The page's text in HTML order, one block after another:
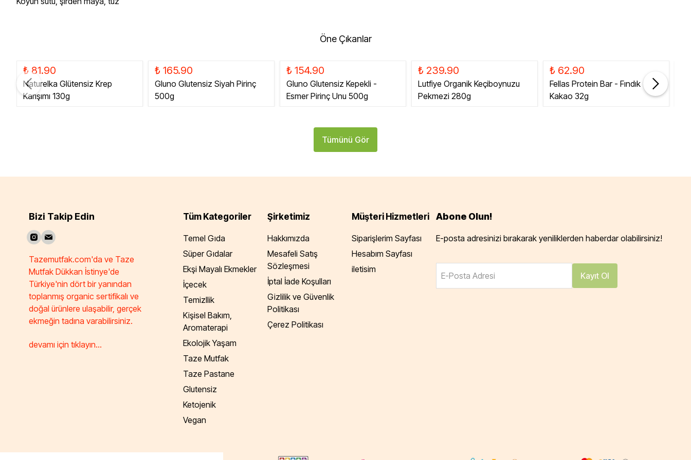
Öne Çıkanlar
₺ 81.90
Naturelka Glütensiz Krep
Karışımı 130g
₺ 165.90
Gluno Glutensiz Siyah Pirinç
500g
₺ 154.90
Gluno Glutensiz Kepekli -
Esmer Pirinç Unu 500g
₺ 239.90
Lutfiye Organik Keçiboynuzu
Pekmezi 280g
₺ 62.90
Fellas Protein Bar - Fındık
Kakao 32g
Tümünü Gör
Bizi Takip Edin
Tazemutfak.com'da ve Taze
Mutfak Dükkan İstinye'de
Türkiye'nin dört bir yanından
toplanmış organic sertifikalı ve
doğal ürünlere ulaşabilir, gerçek
ekmeğin tadına varabilirsiniz.
devamı için tıklayın...
Tüm Kategoriler
Temel Gıda
Süper Gıdalar
Ekşi Mayalı Ekmekler
İçecek
Temizllik
Kişisel Bakım,
Aromaterapi
Ekolojik Yaşam
Taze Mutfak
Taze Pastane
Glutensiz
Ketojenik
Vegan
Şirketimiz
Hakkımızda
Mesafeli Satış
Sözleşmesi
İptal İade Koşulları
Gizlilik ve Güvenlik
Politikası
Çerez Politikası
Müşteri Hizmetleri
Siparişlerim Sayfası
Hesabım Sayfası
iletisim
Abone Olun!
E-posta adresinizi bırakarak yeniliklerden haberdar olabilirsiniz!
E-Posta Adresi Kayıt Ol